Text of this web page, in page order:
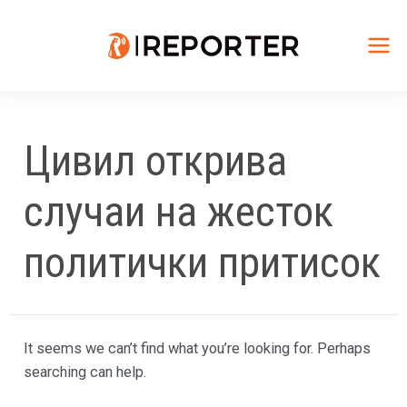
Цивил открива
случаи на жесток
политички притисок
It seems we can’t find what you’re looking for. Perhaps
searching can help.